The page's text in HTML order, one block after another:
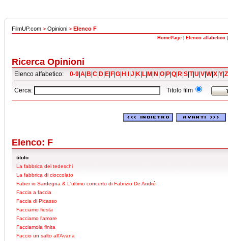
FilmUP.com > Opinioni > Elenco F
HomePage Elenco alfabetico
Ricerca Opinioni
Elenco alfabetico: 0-9 A B C D E F G H J K L M N O P Q R S T|U V W|X Y Z
Cerca: Titolo film
Elenco: F
titolo
La fabbrica dei tedeschi
La fabbrica di cioccolato
Faber in Sardegna & L'ultimo concerto di Fabrizio De André
Faccia a faccia
Faccia di Picasso
Facciamo fiesta
Facciamo l'amore
Facciamola finita
Faccio un salto all'Avana